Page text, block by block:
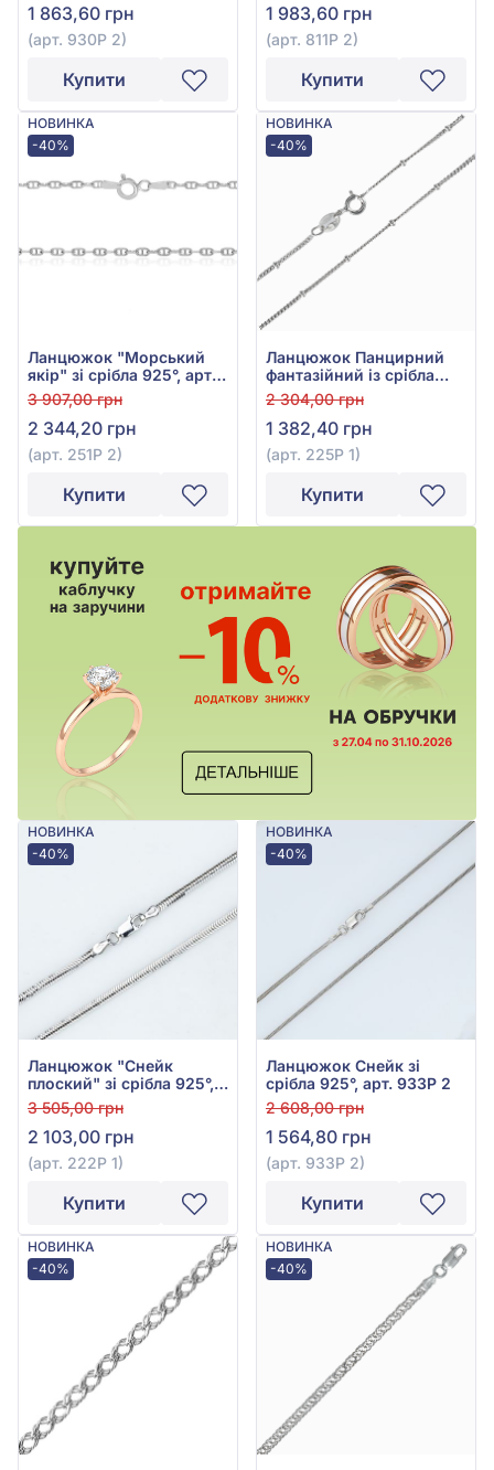
1 863,60 грн
(арт. 930Р 2)
Купити
1 983,60 грн
(арт. 811Р 2)
Купити
НОВИНКА
-40%
Ланцюжок "Морський
якір" зі срібла 925°, арт.
251Р 2
3 907,00 грн
2 344,20 грн
(арт. 251Р 2)
Купити
НОВИНКА
-40%
Ланцюжок Панцирний
фантазійний із срібла
925°, арт. 225Р 1
2 304,00 грн
1 382,40 грн
(арт. 225Р 1)
Купити
НОВИНКА
-40%
Ланцюжок "Снейк
плоский" зі срібла 925°,
арт. 222Р 1
3 505,00 грн
2 103,00 грн
(арт. 222Р 1)
Купити
НОВИНКА
-40%
Ланцюжок Снейк зі
срібла 925°, арт. 933Р 2
2 608,00 грн
1 564,80 грн
(арт. 933Р 2)
Купити
НОВИНКА
-40%
НОВИНКА
-40%